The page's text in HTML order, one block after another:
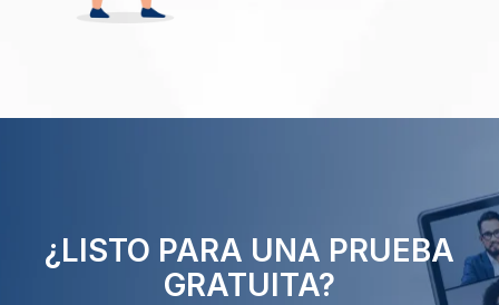
¿LISTO PARA UNA PRUEBA
GRATUITA?